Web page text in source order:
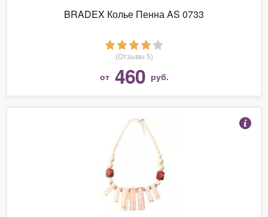
BRADEX Колье Пенна AS 0733
(Отзывы 5)
от 460 руб.